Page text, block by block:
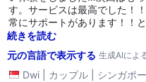
regarding the absence of
sincerely appreciated and
party for consideration. -- It was our pleasure to host you
and your family, and we
for another enjoyable stay. -- Kind regards, -- The
managemen
す。サービスは最高でした！
常にサポートがあります！！
けてください！！🌟🌟🌟🌟🌟
続きを読む
元の言語で表示する 生成AIによ
Dwi カップル
シンガポ